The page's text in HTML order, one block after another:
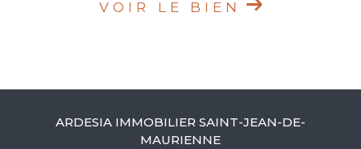
VOIR LE BIEN
ARDESIA IMMOBILIER SAINT-JEAN-DE-
MAURIENNE